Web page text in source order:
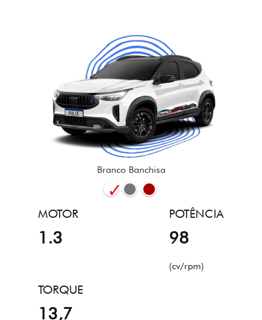
Branco Banchisa
MOTOR
1.3
POTÊNCIA
98
(cv/rpm)
TORQUE
13,7